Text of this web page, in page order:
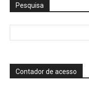
Pesquisa
Contador de acesso